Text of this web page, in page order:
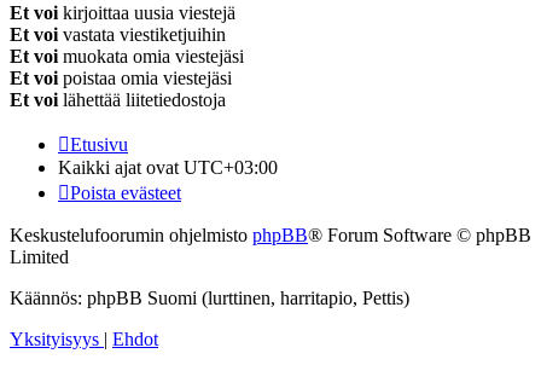
Et voi kirjoittaa uusia viestejä
Et voi vastata viestiketjuihin
Et voi muokata omia viestejäsi
Et voi poistaa omia viestejäsi
Et voi lähettää liitetiedostoja
Etusivu
Kaikki ajat ovat UTC+03:00
Poista evästeet
Keskustelufoorumin ohjelmisto phpBB® Forum Software © phpBB
Limited
Käännös: phpBB Suomi (lurttinen, harritapio, Pettis)
Yksityisyys | Ehdot